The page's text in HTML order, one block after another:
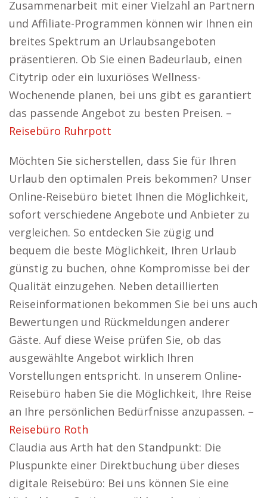
Zusammenarbeit mit einer Vielzahl an Partnern
und Affiliate-Programmen können wir Ihnen ein
breites Spektrum an Urlaubsangeboten
präsentieren. Ob Sie einen Badeurlaub, einen
Citytrip oder ein luxuriöses Wellness-
Wochenende planen, bei uns gibt es garantiert
das passende Angebot zu besten Preisen. –
Reisebüro Ruhrpott
Möchten Sie sicherstellen, dass Sie für Ihren
Urlaub den optimalen Preis bekommen? Unser
Online-Reisebüro bietet Ihnen die Möglichkeit,
sofort verschiedene Angebote und Anbieter zu
vergleichen. So entdecken Sie zügig und
bequem die beste Möglichkeit, Ihren Urlaub
günstig zu buchen, ohne Kompromisse bei der
Qualität einzugehen. Neben detaillierten
Reiseinformationen bekommen Sie bei uns auch
Bewertungen und Rückmeldungen anderer
Gäste. Auf diese Weise prüfen Sie, ob das
ausgewählte Angebot wirklich Ihren
Vorstellungen entspricht. In unserem Online-
Reisebüro haben Sie die Möglichkeit, Ihre Reise
an Ihre persönlichen Bedürfnisse anzupassen. –
Reisebüro Roth
Claudia aus Arth hat den Standpunkt: Die
Pluspunkte einer Direktbuchung über dieses
digitale Reisebüro: Bei uns können Sie eine